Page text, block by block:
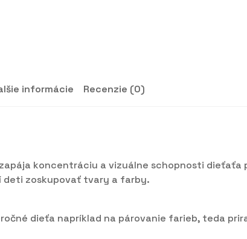
informácie Recenzie (0)
koncentráciu a vizuálne schopnosti dieťaťa
deti zoskupovať tvary a farby.
dieťa napríklad na párovanie farieb, teda